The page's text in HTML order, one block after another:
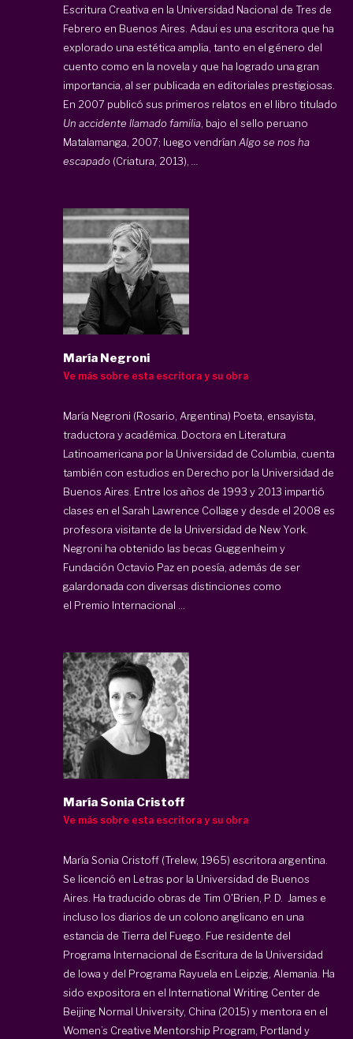
Escritura Creativa en la Universidad Nacional de Tres de
Febrero en Buenos Aires. Adaui es una escritora que ha
explorado una estética amplia, tanto en el género del
cuento como en la novela y que ha logrado una gran
importancia, al ser publicada en editoriales prestigiosas.
En 2007 publicó sus primeros relatos en el libro titulado
Un accidente llamado familia, bajo el sello peruano
Matalamanga, 2007; luego vendrían Algo se nos ha
escapado (Criatura, 2013), ...
María Negroni
Ve más sobre esta escritora y su obra
María Negroni (Rosario, Argentina) Poeta, ensayista,
traductora y académica. Doctora en Literatura
Latinoamericana por la Universidad de Columbia, cuenta
también con estudios en Derecho por la Universidad de
Buenos Aires. Entre los años de 1993 y 2013 impartió
clases en el Sarah Lawrence Collage y desde el 2008 es
profesora visitante de la Universidad de New York.
Negroni ha obtenido las becas Guggenheim y
Fundación Octavio Paz en poesía, además de ser
galardonada con diversas distinciones como
el Premio Internacional ...
María Sonia Cristoff
Ve más sobre esta escritora y su obra
María Sonia Cristoff (Trelew, 1965) escritora argentina.
Se licenció en Letras por la Universidad de Buenos
Aires. Ha traducido obras de Tim O'Brien, P. D. James e
incluso los diarios de un colono anglicano en una
estancia de Tierra del Fuego. Fue residente del
Programa Internacional de Escritura de la Universidad
de Iowa y del Programa Rayuela en Leipzig, Alemania. Ha
sido expositora en el International Writing Center de
Beijing Normal University, China (2015) y mentora en el
Women’s Creative Mentorship Program, Portland y